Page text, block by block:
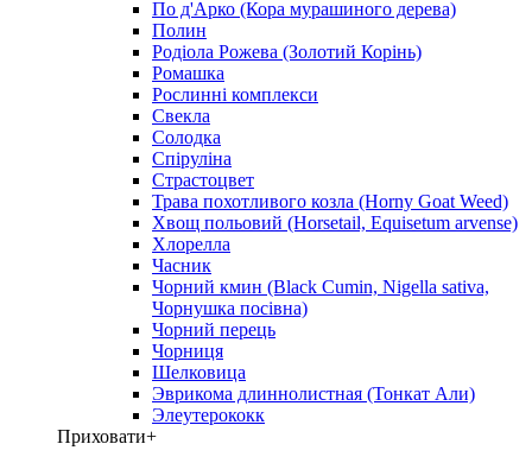
По д'Арко (Кора мурашиного дерева)
Полин
Родіола Рожева (Золотий Корінь)
Ромашка
Рослинні комплекси
Свекла
Солодка
Спіруліна
Страстоцвет
Трава похотливого козла (Horny Goat Weed)
Хвощ польовий (Horsetail, Equisetum arvense)
Хлорелла
Часник
Чорний кмин (Black Cumin, Nigella sativa,
Чорнушка посівна)
Чорний перець
Чорниця
Шелковица
Эврикома длиннолистная (Тонкат Али)
Элеутерококк
Приховати+